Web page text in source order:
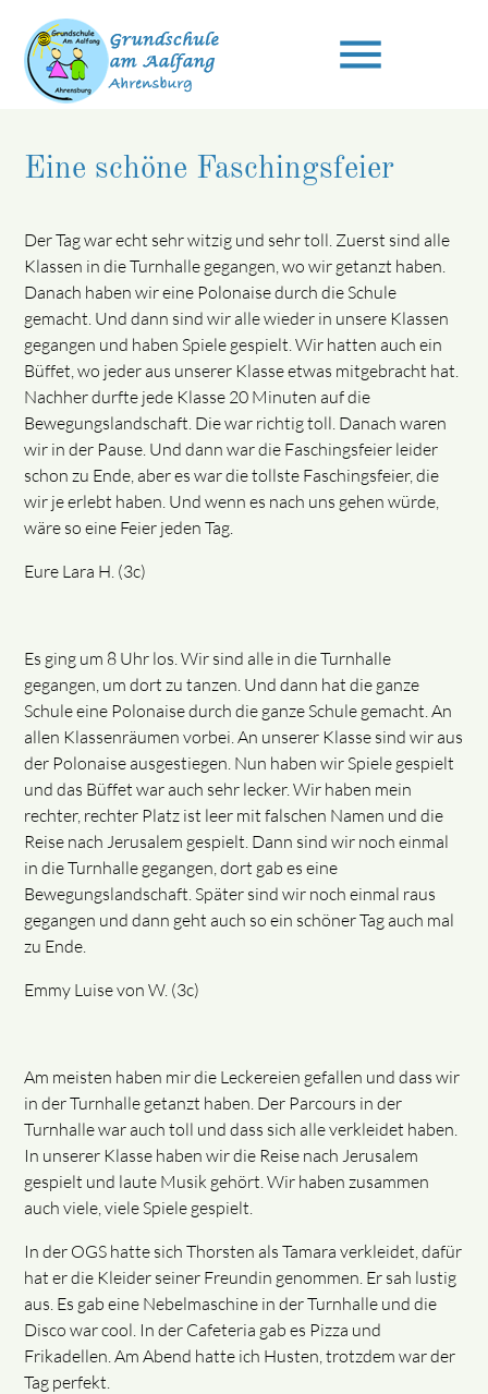
menu
Suchbegriffe SUCHEN
Eine schöne Faschingsfeier
Der Tag war echt sehr witzig und sehr toll. Zuerst sind alle
Klassen in die Turnhalle gegangen, wo wir getanzt haben.
Danach haben wir eine Polonaise durch die Schule
gemacht. Und dann sind wir alle wieder in unsere Klassen
gegangen und haben Spiele gespielt. Wir hatten auch ein
Büffet, wo jeder aus unserer Klasse etwas mitgebracht hat.
Nachher durfte jede Klasse 20 Minuten auf die
Bewegungslandschaft. Die war richtig toll. Danach waren
wir in der Pause. Und dann war die Faschingsfeier leider
schon zu Ende, aber es war die tollste Faschingsfeier, die
wir je erlebt haben. Und wenn es nach uns gehen würde,
wäre so eine Feier jeden Tag.
Eure Lara H. (3c)
Es ging um 8 Uhr los. Wir sind alle in die Turnhalle
gegangen, um dort zu tanzen. Und dann hat die ganze
Schule eine Polonaise durch die ganze Schule gemacht. An
allen Klassenräumen vorbei. An unserer Klasse sind wir aus
der Polonaise ausgestiegen. Nun haben wir Spiele gespielt
und das Büffet war auch sehr lecker. Wir haben mein
rechter, rechter Platz ist leer mit falschen Namen und die
Reise nach Jerusalem gespielt. Dann sind wir noch einmal
in die Turnhalle gegangen, dort gab es eine
Bewegungslandschaft. Später sind wir noch einmal raus
gegangen und dann geht auch so ein schöner Tag auch mal
zu Ende.
Emmy Luise von W. (3c)
Am meisten haben mir die Leckereien gefallen und dass wir
in der Turnhalle getanzt haben. Der Parcours in der
Turnhalle war auch toll und dass sich alle verkleidet haben.
In unserer Klasse haben wir die Reise nach Jerusalem
gespielt und laute Musik gehört. Wir haben zusammen
auch viele, viele Spiele gespielt.
In der OGS hatte sich Thorsten als Tamara verkleidet, dafür
hat er die Kleider seiner Freundin genommen. Er sah lustig
aus. Es gab eine Nebelmaschine in der Turnhalle und die
Disco war cool. In der Cafeteria gab es Pizza und
Frikadellen. Am Abend hatte ich Husten, trotzdem war der
Tag perfekt.